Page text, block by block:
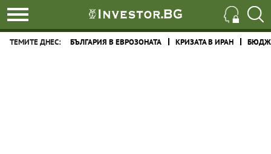
ТЕМИТЕ ДНЕС: БЪЛГАРИЯ В ЕВРОЗОНАТА КРИЗАТА В ИРАН